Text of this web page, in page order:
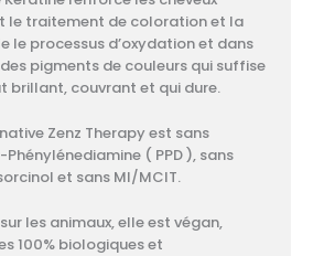
le traitement de coloration et la
le processus d’oxydation et dans
pigments de couleurs qui suffise
brillant, couvrant et qui dure.
Zenz Therapy est sans
( PPD ), sans
et sans MI/MCIT.
les animaux, elle est végan,
100% biologiques et